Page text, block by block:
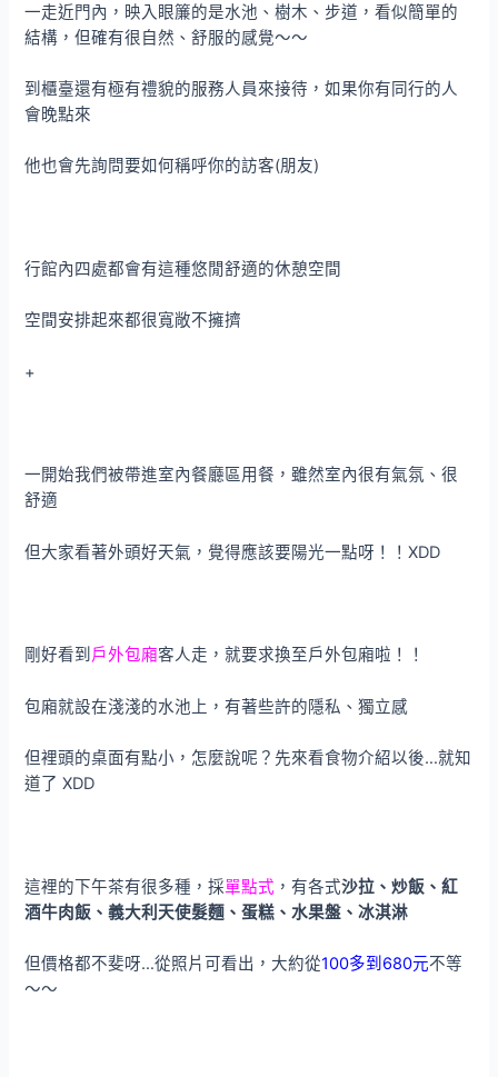
一走近門內，映入眼簾的是水池、樹木、步道，看似簡單的
結構，但確有很自然、舒服的感覺～～
到櫃臺還有極有禮貌的服務人員來接待，如果你有同行的人
會晚點來
他也會先詢問要如何稱呼你的訪客(朋友)
行館內四處都會有這種悠閒舒適的休憩空間
空間安排起來都很寬敞不擁擠
+
一開始我們被帶進室內餐廳區用餐，雖然室內很有氣氛、很
舒適
但大家看著外頭好天氣，覺得應該要陽光一點呀！！XDD
剛好看到 戶外包廂客人走，就要求換至戶外包廂啦！！
包廂就設在淺淺的水池上，有著些許的隱私、獨立感
但裡頭的桌面有點小，怎麼說呢？先來看食物介紹以後…就知
道了 XDD
這裡的下午茶有很多種，採單點式 ，有各式沙拉、炒飯、紅
酒牛肉飯、義大利天使髮麵、蛋糕、水果盤、冰淇淋
但價格都不斐呀…從照片可看出，大約從100多到680元不等
～～